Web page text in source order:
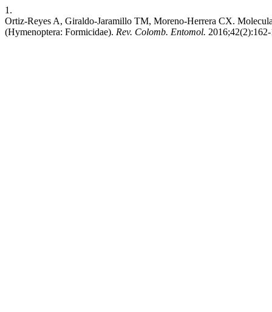
1.
Ortiz-Reyes A, Giraldo-Jaramillo TM, Moreno-Herrera CX.
(Hymenoptera: Formicidae). Rev. Colomb. Entomol.